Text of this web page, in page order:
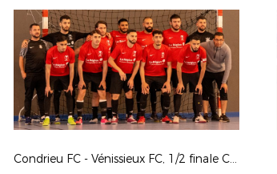
Condrieu FC - Vénissieux FC, 1/2 finale Coupe LAuRAFoot Futsal GV